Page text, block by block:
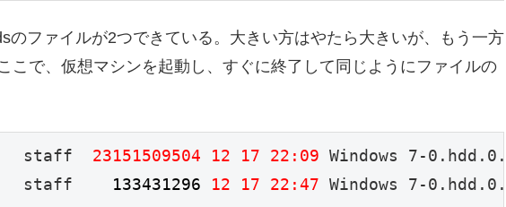
のファイルが2つできている。大きい方はやたら大きいが、もう一方
こで、仮想マシンを起動し、すぐに終了して同じようにファイルの
staff 23151509504 12 17 22:09 Windows 7-
staff 133431296 12 17 22:47 Windows 7-